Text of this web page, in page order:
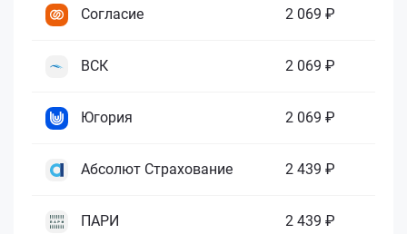
Согласие 2 069 ₽
ВСК 2 069 ₽
Югория 2 069 ₽
Абсолют Страхование 2 439 ₽
ПАРИ 2 439 ₽